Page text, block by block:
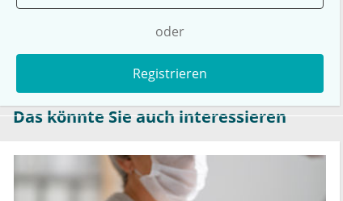
oder
Registrieren
Das könnte Sie auch interessieren